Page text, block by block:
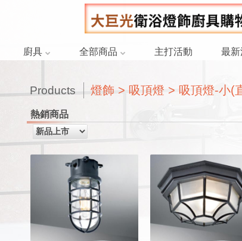
廚具 全部商品 主打活動 最新
Products 燈飾 > 吸頂燈 > 吸頂燈-小(
熱銷商品